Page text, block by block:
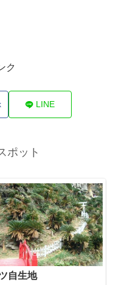
ク
LINE
ポット
自生地